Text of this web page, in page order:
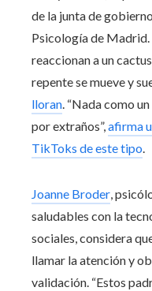
de la junta de
Psicología de
reaccionan a un
repente se mueve y
lloran. “Nada como
por extraños”,afirma
TikToks de este tipo.
Joanne Broder,
saludables con la
sociales, considera
llamar la atención y
validación. “Estos